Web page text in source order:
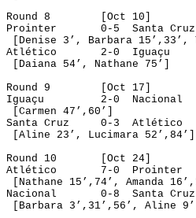
Round 8
Oct 10]
Prointer
0-5
Santa Cruz
[Denise 3’ , Barbara 15’ ,33’,
Atlético
2-0
Iguaçu
Daiana 54’ , Nathane 75’]
Round 9
[Oct 17]
Iguaçu
2-0
Nacional
[Carmen 47’ ,60’]
Santa Cruz
0-3
Atlético
[Aline 23’ , Lucimara 52’ ,84’]
Round 10
[Oct 24]
Atlético
7-0
Prointer
Nathane 15 ’ , 74’, Amanda 16’
Nacional
0-8
Santa Cruz
[Barbara 3 ’ ,31’,56’, Aline 9’